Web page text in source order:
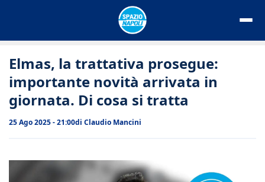
Elmas, la trattativa prosegue:
importante novità arrivata in
giornata. Di cosa si tratta
25 Ago 2025 - 21:00di Claudio Mancini